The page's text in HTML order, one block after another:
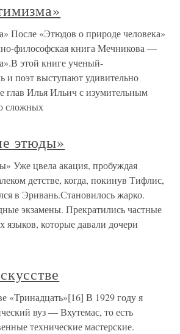
После «Этюдов о природе человека»
философская книга Мечникова —
этой книге ученый-
и поэт выступают удивительно
глав Илья Ильич с изумительным
сложных
этюды»
Уже цвела акация, пробуждая
детстве, когда, покинув Тифлис,
в Эривань.Становилось жарко.
экзамены. Прекратились частные
языков, которые давали дочери
«Тринадцать»[16] В 1929 году я
вуз — Вхутемас, то есть
технические мастерские.